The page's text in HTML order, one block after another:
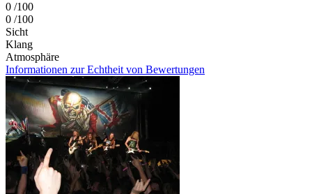
0 /100
0 /100
Sicht
Klang
Atmosphäre
Informationen zur Echtheit von Bewertungen